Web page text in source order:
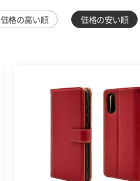
価格の高い順 価格の安い順